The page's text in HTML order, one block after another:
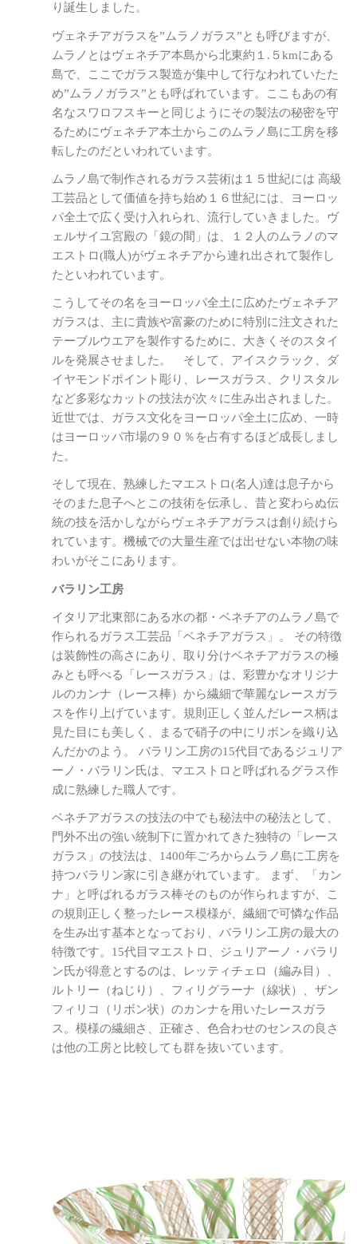
り誕生しました。
ヴェネチアガラスを”ムラノガラス”とも呼びますが、
ムラノとはヴェネチア本島から北東約１.５kmにある
島で、ここでガラス製造が集中して行なわれていたた
め”ムラノガラス”とも呼ばれています。ここもあの有
名なスワロフスキーと同じようにその製法の秘密を守
るためにヴェネチア本土からこのムラノ島に工房を移
転したのだといわれています。
ムラノ島で制作されるガラス芸術は１５世紀には 高級
工芸品として価値を持ち始め１６世紀には、ヨーロッ
パ全土で広く受け入れられ、流行していきました。ヴ
ェルサイユ宮殿の「鏡の間」は、１２人のムラノのマ
エストロ(職人)がヴェネチアから連れ出されて製作し
たといわれています。
こうしてその名をヨーロッパ全土に広めたヴェネチア
ガラスは、主に貴族や富豪のために特別に注文された
テーブルウエアを製作するために、大きくそのスタイ
ルを発展させました。 そして、アイスクラック、ダ
イヤモンドポイント彫り、レースガラス、クリスタル
など多彩なカットの技法が次々に生み出されました。
近世では、ガラス文化をヨーロッパ全土に広め、一時
はヨーロッパ市場の９０％を占有するほど成長しまし
た。
そして現在、熟練したマエストロ(名人)達は息子から
そのまた息子へとこの技術を伝承し、昔と変わらぬ伝
統の技を活かしながらヴェネチアガラスは創り続けら
れています。機械での大量生産では出せない本物の味
わいがそこにあります。
バラリン工房
イタリア北東部にある水の都・ベネチアのムラノ島で
作られるガラス工芸品「ベネチアガラス」。 その特徴
は装飾性の高さにあり、取り分けベネチアガラスの極
みとも呼べる「レースガラス」は、彩豊かなオリジナ
ルのカンナ（レース棒）から繊細で華麗なレースガラ
スを作り上げています。規則正しく並んだレース柄は
見た目にも美しく、まるで硝子の中にリボンを織り込
んだかのよう。 バラリン工房の15代目であるジュリア
ーノ・バラリン氏は、マエストロと呼ばれるグラス作
成に熟練した職人です。
ベネチアガラスの技法の中でも秘法中の秘法として、
門外不出の強い統制下に置かれてきた独特の「レース
ガラス」の技法は、1400年ごろからムラノ島に工房を
持つバラリン家に引き継がれています。 まず、「カン
ナ」と呼ばれるガラス棒そのものが作られますが、こ
の規則正しく整ったレース模様が、繊細で可憐な作品
を生み出す基本となっており、バラリン工房の最大の
特徴です。15代目マエストロ、ジュリアーノ・バラリ
ン氏が得意とするのは、レッティチェロ（編み目）、
ルトリー（ねじり）、フィリグラーナ（線状）、ザン
フィリコ（リボン状）のカンナを用いたレースガラ
ス。模様の繊細さ、正確さ、色合わせのセンスの良さ
は他の工房と比較しても群を抜いています。